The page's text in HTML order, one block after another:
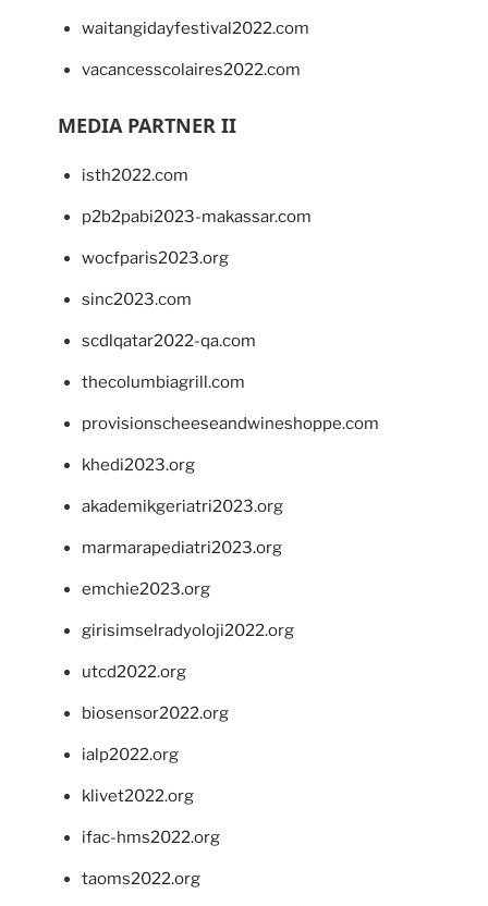
waitangidayfestival2022.com
vacancesscolaires2022.com
MEDIA PARTNER II
isth2022.com
p2b2pabi2023-makassar.com
wocfparis2023.org
sinc2023.com
scdlqatar2022-qa.com
thecolumbiagrill.com
provisionscheeseandwineshoppe.com
khedi2023.org
akademikgeriatri2023.org
marmarapediatri2023.org
emchie2023.org
girisimselradyoloji2022.org
utcd2022.org
biosensor2022.org
ialp2022.org
klivet2022.org
ifac-hms2022.org
taoms2022.org